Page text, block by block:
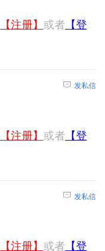
【注册】 或者 【登
发私信
【注册】 或者 【登
发私信
【注册】 或者 【登